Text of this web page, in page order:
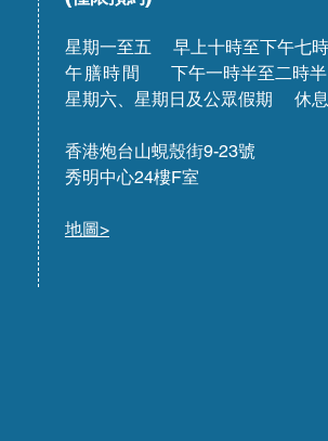
星期一至五 早上十時至下午
午膳時間
下午一時半至二時半
星期六、星期日及公眾假期 休息
香港炮台山蜆殼街9-23號
秀明中心24樓F室
地圖>